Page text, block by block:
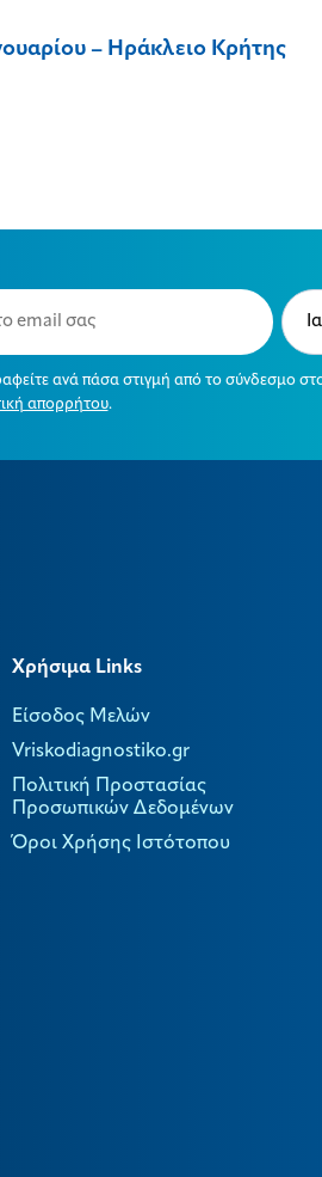
– Ηράκλειο Κρήτης
ανά πάσα στιγμή από το σύνδεσμο
απορρήτου.
Χρήσιμα Links
Είσοδος Μελών
Vriskodiagnostiko.gr
Πολιτική Προστασίας
Προσωπικών Δεδομένων
Όροι Χρήσης Ιστότοπου